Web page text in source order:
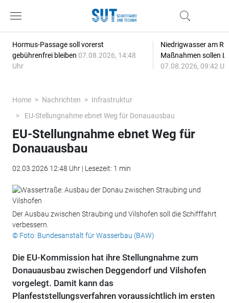
Hormus-Passage soll vorerst
gebührenfrei bleiben 07.08.2026, 14:48
Uhr
Niedrigwasser am
Maßnahmen sollen
07.08.2026, 09:42
Home Nachrichten
Infrastruktur
EU-Stellungnahme ebnet Weg für Donauausbau
EU-Stellungnahme ebnet Weg für
Donauausbau
02.03.2026 12:48 Uhr | Lesezeit: 1 min
Der Ausbau zwischen Straubing und Vilshofen soll die Schifffahrt
verbessern.
© Foto: Bundesanstalt für Wasserbau (BAW)
Die EU-Kommission hat ihre Stellungnahme zum
Donauausbau zwischen Deggendorf und Vilshofen
vorgelegt. Damit kann das
Planfeststellungsverfahren voraussichtlich im ersten